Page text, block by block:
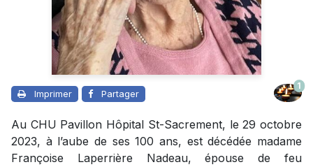
Imprimer Partager
1
Au CHU Pavillon Hôpital St-Sacrement, le 29 octobre
2023, à l’aube de ses 100 ans, est décédée madame
Françoise Laperrière Nadeau, épouse de feu